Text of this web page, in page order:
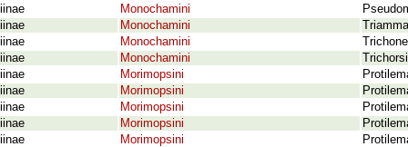
Monochamini
Monochamini
Monochamini
Monochamini
Morimopsini
Morimopsini
Morimopsini
Morimopsini
Morimopsini